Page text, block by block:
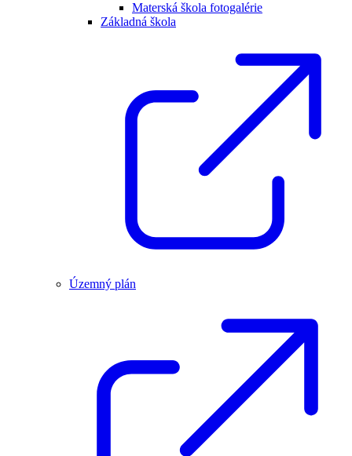
Materská škola fotogalérie
Základná škola
Územný plán